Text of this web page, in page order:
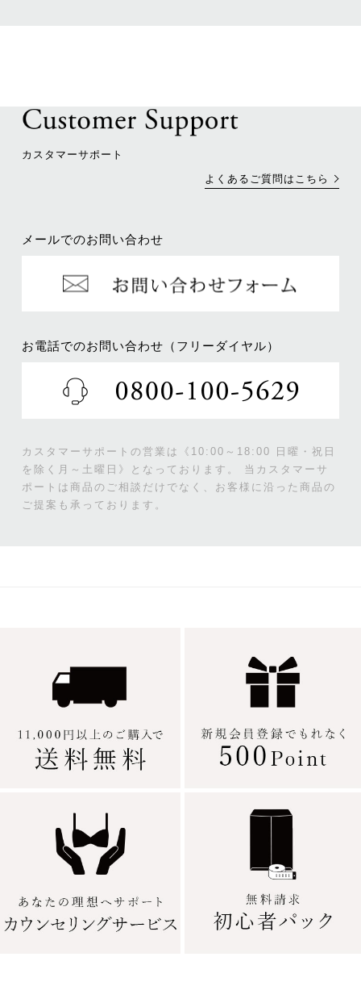
カスタマーサポート
よくあるご質問はこちら
メールでのお問い合わせ
お電話でのお問い合わせ（フリーダイヤル）
カスタマーサポートの営業は《10:00～18:00 日曜・祝日
を除く月～土曜日》となっております。
当カスタマーサ
ポートは商品のご相談だけでなく、お客様に沿った商品の
ご提案も承っております。